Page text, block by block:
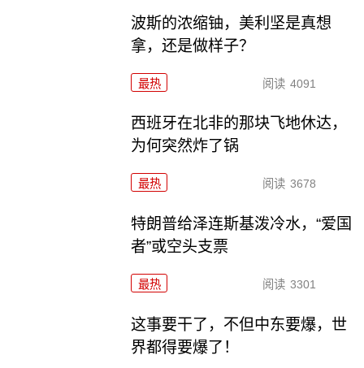
波斯的浓缩铀，美利坚是真想
拿，还是做样子？
最热 阅读 4091
西班牙在北非的那块飞地休达，
为何突然炸了锅
最热 阅读 3678
特朗普给泽连斯基泼冷水，“爱国
者”或空头支票
最热 阅读 3301
这事要干了，不但中东要爆，世
界都得要爆了！